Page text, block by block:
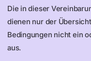
Die in dieser
dienen nur der
Bedingungen nicht ein
aus.